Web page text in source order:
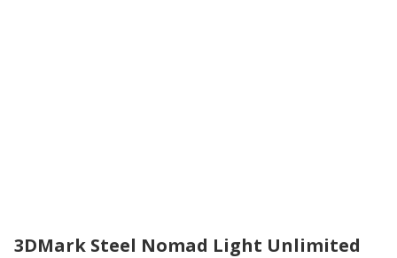
3DMark Steel Nomad Light Unlimited